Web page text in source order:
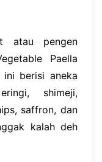
atau pengen
Paella
berisi aneka
shimeji,
saffron, dan
kalah deh